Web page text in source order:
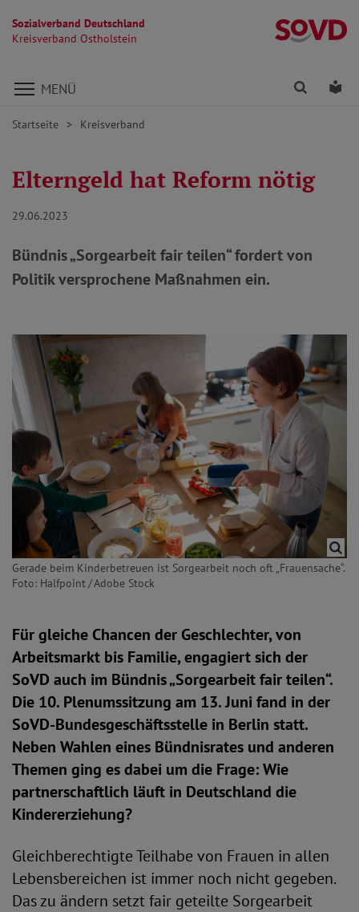
Sozialverband Deutschland
Kreisverband Ostholstein
Direkt zu den Inhalten springen
MENÜ Finden
Startseite Kreisverband
Elterngeld hat Reform nötig
29.06.2023
Bündnis „Sorgearbeit fair teilen“ fordert von
Politik versprochene Maßnahmen ein.
Gerade beim Kinderbetreuen ist Sorgearbeit noch oft „Frauensache“.
Foto: Halfpoint / Adobe Stock
Für gleiche Chancen der Geschlechter, von
Arbeitsmarkt bis Familie, engagiert sich der
SoVD auch im Bündnis „Sorgearbeit fair teilen“.
Die 10. Plenumssitzung am 13. Juni fand in der
SoVD-Bundesgeschäftsstelle in Berlin statt.
Neben Wahlen eines Bündnisrates und anderen
Themen ging es dabei um die Frage: Wie
partnerschaftlich läuft in Deutschland die
Kindererziehung?
Gleichberechtigte Teilhabe von Frauen in allen
Lebensbereichen ist immer noch nicht gegeben.
Das zu ändern setzt fair geteilte Sorgearbeit